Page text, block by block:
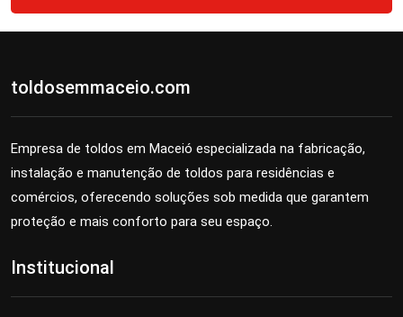
toldosemmaceio.com
Empresa de toldos em Maceió especializada na fabricação,
instalação e manutenção de toldos para residências e
comércios, oferecendo soluções sob medida que garantem
proteção e mais conforto para seu espaço.
Institucional